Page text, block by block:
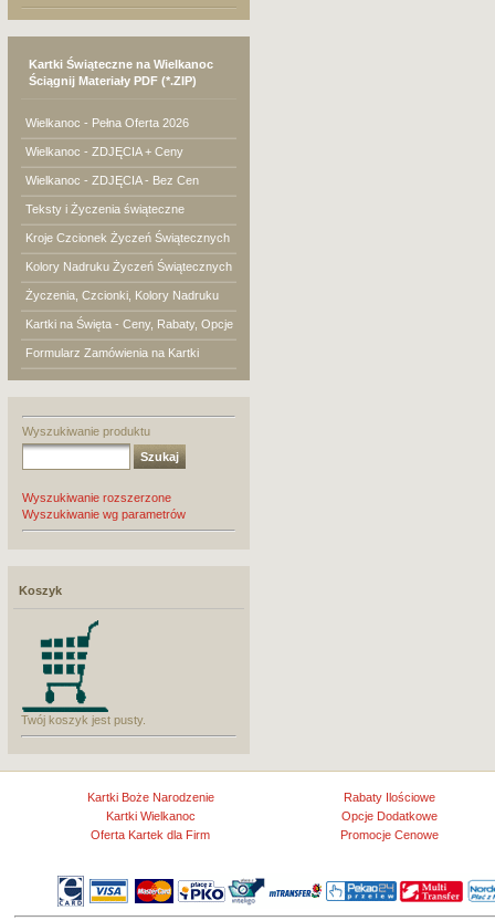
Kartki Świąteczne na Wielkanoc
Ściągnij Materiały PDF (*.ZIP)
Wielkanoc - Pełna Oferta 2026
Wielkanoc - ZDJĘCIA + Ceny
Wielkanoc - ZDJĘCIA - Bez Cen
Teksty i Życzenia świąteczne
Kroje Czcionek Życzeń Świątecznych
Kolory Nadruku Życzeń Świątecznych
Życzenia, Czcionki, Kolory Nadruku
Kartki na Święta - Ceny, Rabaty, Opcje
Formularz Zamówienia na Kartki
Wyszukiwanie produktu
Wyszukiwanie rozszerzone
Wyszukiwanie wg parametrów
Koszyk
Twój koszyk jest pusty.
Kartki Boże Narodzenie
Rabaty Ilościowe
Kartki Wielkanoc
Opcje Dodatkowe
Oferta Kartek dla Firm
Promocje Cenowe